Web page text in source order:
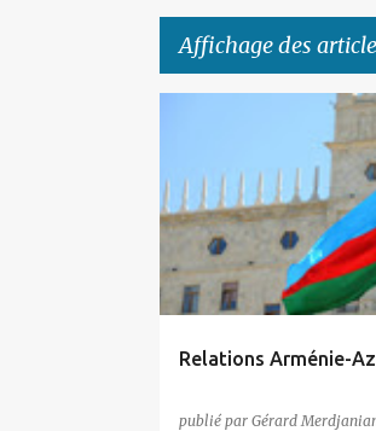
Affichage des
t
i
c
l
Relations Arménie-
publié par Gérard